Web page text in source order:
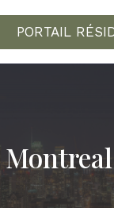
PORTAIL
Montreal